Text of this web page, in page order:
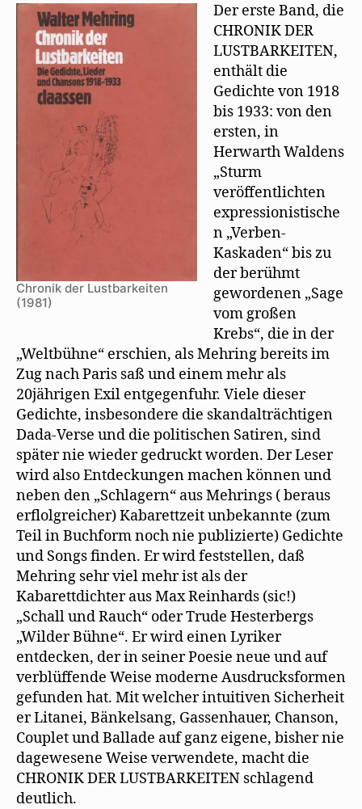
Chronik der Lustbarkeiten
(1981)
Der erste Band, die
CHRONIK DER
LUSTBARKEITEN,
enthält die
Gedichte von 1918
bis 1933: von den
ersten, in
Herwarth Waldens
„Sturm
veröffentlichten
expressionistische
n „Verben-
Kaskaden“ bis zu
der berühmt
gewordenen „Sage
vom großen
Krebs“, die in der
„Weltbühne“ erschien, als Mehring bereits im
Zug nach Paris saß und einem mehr als
20jährigen Exil entgegenfuhr. Viele dieser
Gedichte, insbesondere die skandalträchtigen
Dada-Verse und die politischen Satiren, sind
später nie wieder gedruckt worden. Der Leser
wird also Entdeckungen machen können und
neben den „Schlagern“ aus Mehrings ( beraus
erﬂolgreicher) Kabarettzeit unbekannte (zum
Teil in Buchform noch nie publizierte) Gedichte
und Songs finden. Er wird feststellen, daß
Mehring sehr viel mehr ist als der
Kabarettdichter aus Max Reinhards (sic!)
„Schall und Rauch“ oder Trude Hesterbergs
„Wilder Bühne“. Er wird einen Lyriker
entdecken, der in seiner Poesie neue und auf
verblüffende Weise moderne Ausdrucksformen
gefunden hat. Mit welcher intuitiven Sicherheit
er Litanei, Bänkelsang, Gassenhauer, Chanson,
Couplet und Ballade auf ganz eigene, bisher nie
dagewesene Weise verwendete, macht die
CHRONIK DER LUSTBARKEITEN schlagend
deutlich.